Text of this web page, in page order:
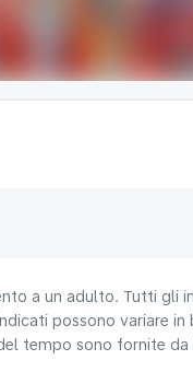
a un adulto. Tutti gli
possono variare
tempo sono fornite